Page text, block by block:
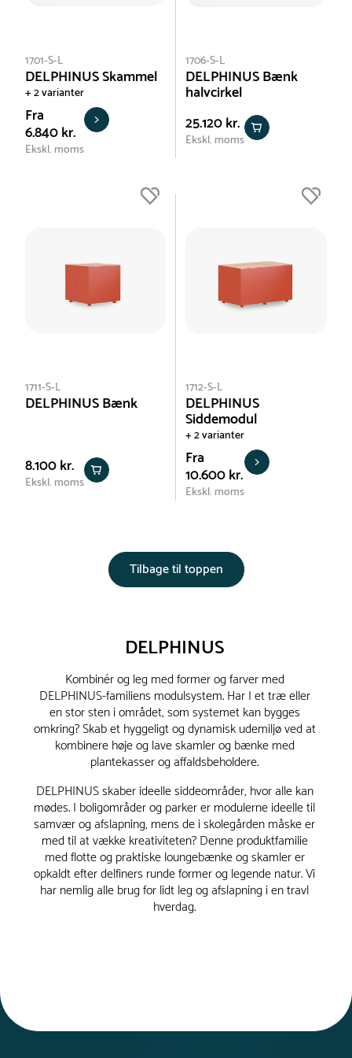
1701-S-L
DELPHINUS Skammel
+ 2 varianter
Fra
6.840 kr.
Ekskl. moms
1706-S-L
DELPHINUS Bænk
halvcirkel
25.120 kr.
Ekskl. moms
1711-S-L
DELPHINUS Bænk
8.100 kr.
Ekskl. moms
1712-S-L
DELPHINUS
Siddemodul
+ 2 varianter
Fra
10.600 kr.
Ekskl. moms
Tilbage til toppen
DELPHINUS
Kombinér og leg med former og farver med
DELPHINUS-familiens modulsystem. Har I et træ eller
en stor sten i området, som systemet kan bygges
omkring? Skab et hyggeligt og dynamisk udemiljø ved at
kombinere høje og lave skamler og bænke med
plantekasser og affaldsbeholdere.
DELPHINUS skaber ideelle siddeområder, hvor alle kan
mødes. I boligområder og parker er modulerne ideelle til
samvær og afslapning, mens de i skolegården måske er
med til at vække kreativiteten? Denne produktfamilie
med flotte og praktiske loungebænke og skamler er
opkaldt efter delfiners runde former og legende natur. Vi
har nemlig alle brug for lidt leg og afslapning i en travl
hverdag.